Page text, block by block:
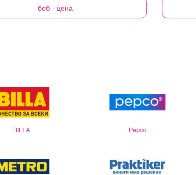
боб - цена
BILLA Pepco